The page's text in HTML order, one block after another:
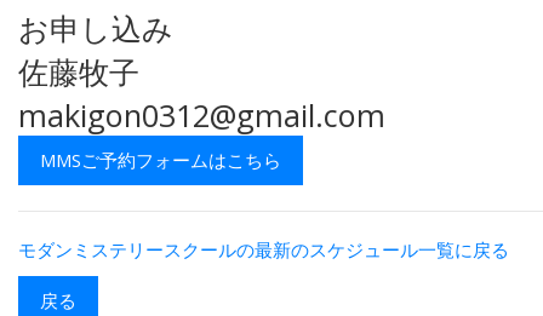
お申し込み
佐藤牧子
makigon0312@gmail.com
MMSご予約フォームはこちら
モダンミステリースクールの最新のスケジュール一覧に戻る
戻る